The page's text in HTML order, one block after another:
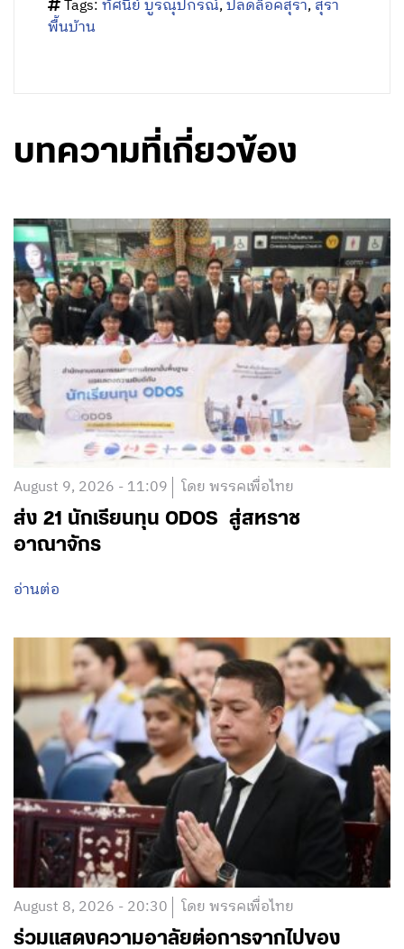
Tags:ทัศนีย์ บูรณุปกรณ์,ปลดล็อคสุรา,สุรา
พื้นบ้าน
บทความที่เกี่ยวข้อง
August 9, 2026 - 11:09 โดย พรรคเพื่อไทย
ส่ง 21 นักเรียนทุน ODOS สู่สหราช
อาณาจักร
อ่านต่อ
August 8, 2026 - 20:30 โดย พรรคเพื่อไทย
ร่วมแสดงความอาลัยต่อการจากไปของ